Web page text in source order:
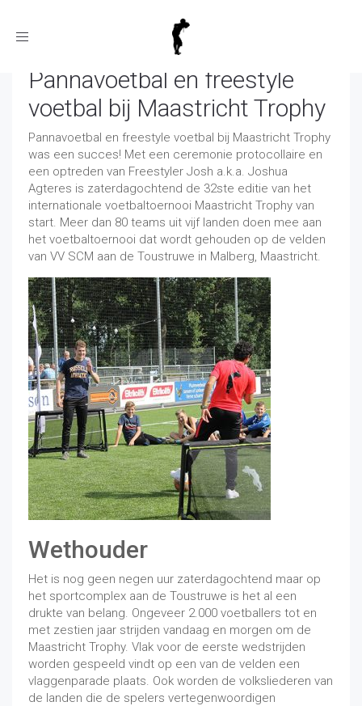
Toggle
Pannavoetbal en freestyle
voetbal bij Maastricht Trophy
Pannavoetbal en freestyle voetbal bij Maastricht Trophy
was een succes! Met een ceremonie protocollaire en
een optreden van Freestyler Josh a.k.a. Joshua
Agteres is zaterdagochtend de 32ste editie van het
internationale voetbaltoernooi Maastricht Trophy van
start. Meer dan 80 teams uit vijf landen doen mee aan
het voetbaltoernooi dat wordt gehouden op de velden
van VV SCM aan de Toustruwe in Malberg, Maastricht.
Wethouder
Het is nog geen negen uur zaterdagochtend maar op
het sportcomplex aan de Toustruwe is het al een
drukte van belang. Ongeveer 2.000 voetballers tot en
met zestien jaar strijden vandaag en morgen om de
Maastricht Trophy. Vlak voor de eerste wedstrijden
worden gespeeld vindt op een van de velden een
vlaggenparade plaats. Ook worden de volksliederen van
de landen die de spelers vertegenwoordigen